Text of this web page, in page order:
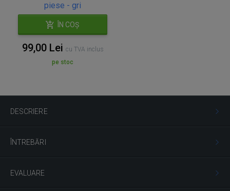
piese - gri
ÎN COȘ
99,00 Lei cu TVA inclus
pe stoc
DESCRIERE
ÎNTREBĂRI
EVALUARE